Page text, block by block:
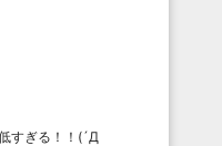
すぎる！！(´Д